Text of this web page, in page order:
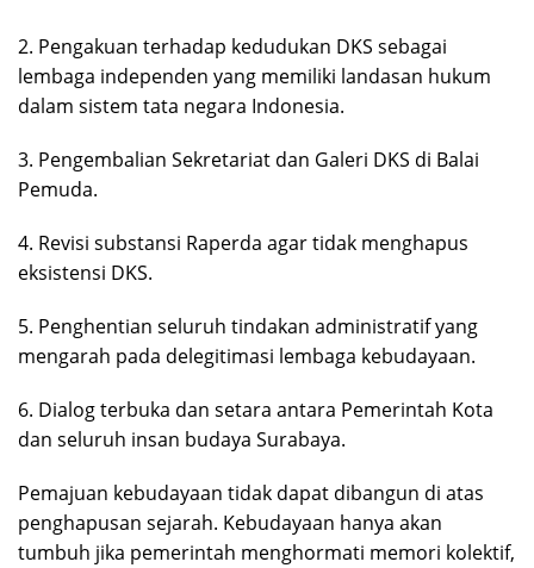
2. Pengakuan terhadap kedudukan DKS sebagai
lembaga independen yang memiliki landasan hukum
dalam sistem tata negara Indonesia.
3. Pengembalian Sekretariat dan Galeri DKS di Balai
Pemuda.
4. Revisi substansi Raperda agar tidak menghapus
eksistensi DKS.
5. Penghentian seluruh tindakan administratif yang
mengarah pada delegitimasi lembaga kebudayaan.
6. Dialog terbuka dan setara antara Pemerintah Kota
dan seluruh insan budaya Surabaya.
Pemajuan kebudayaan tidak dapat dibangun di atas
penghapusan sejarah. Kebudayaan hanya akan
tumbuh jika pemerintah menghormati memori kolektif,